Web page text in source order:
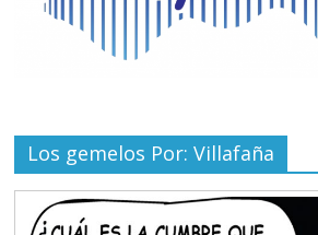
Los gemelos Por: Villafaña